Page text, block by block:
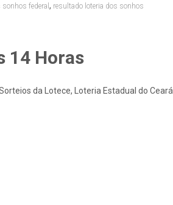
sonhos federal , resultado loteria dos sonhos
14 Horas
da Lotece, Loteria Estadual do Ceará.